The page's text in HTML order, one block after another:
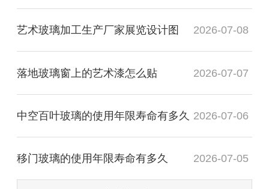
艺术玻璃加工生产厂家展览设计图 2026-07-08
落地玻璃窗上的艺术漆怎么贴 2026-07-07
中空百叶玻璃的使用年限寿命有多久 2026-07-06
移门玻璃的使用年限寿命有多久 2026-07-05